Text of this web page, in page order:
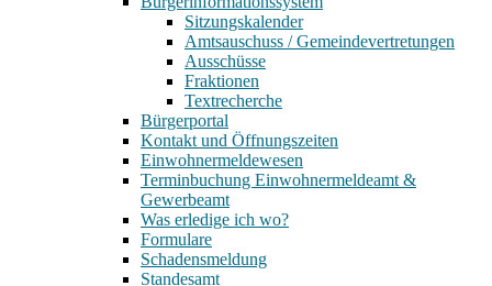
Sitzungskalender
Amtsauschuss / Gemeindevertretungen
Ausschüsse
Fraktionen
Textrecherche
Bürgerportal
Kontakt und Öffnungszeiten
Einwohnermeldewesen
Terminbuchung Einwohnermeldeamt &
Gewerbeamt
Was erledige ich wo?
Formulare
Schadensmeldung
Standesamt